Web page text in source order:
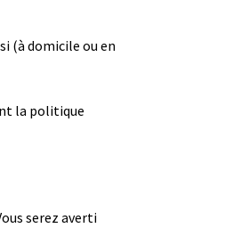
(à domicile ou en
la politique
serez averti